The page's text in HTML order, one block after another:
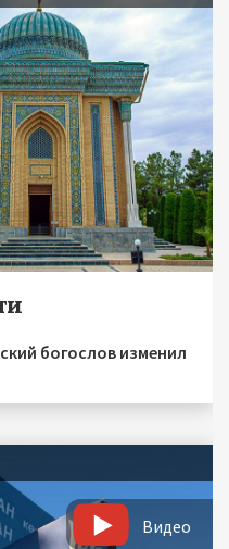
богослов изменил
Видео